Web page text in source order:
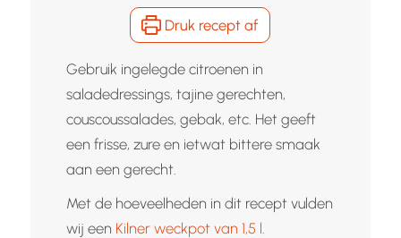
Druk recept af
Gebruik ingelegde citroenen in
saladedressings, tajine gerechten,
couscoussalades, gebak, etc. Het geeft
een frisse, zure en ietwat bittere smaak
aan een gerecht.
Met de hoeveelheden in dit recept vulden
wij een Kilner weckpot van 1,5 l